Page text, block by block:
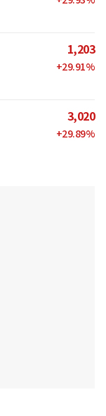
1,203
+29.91%
3,020
+29.89%